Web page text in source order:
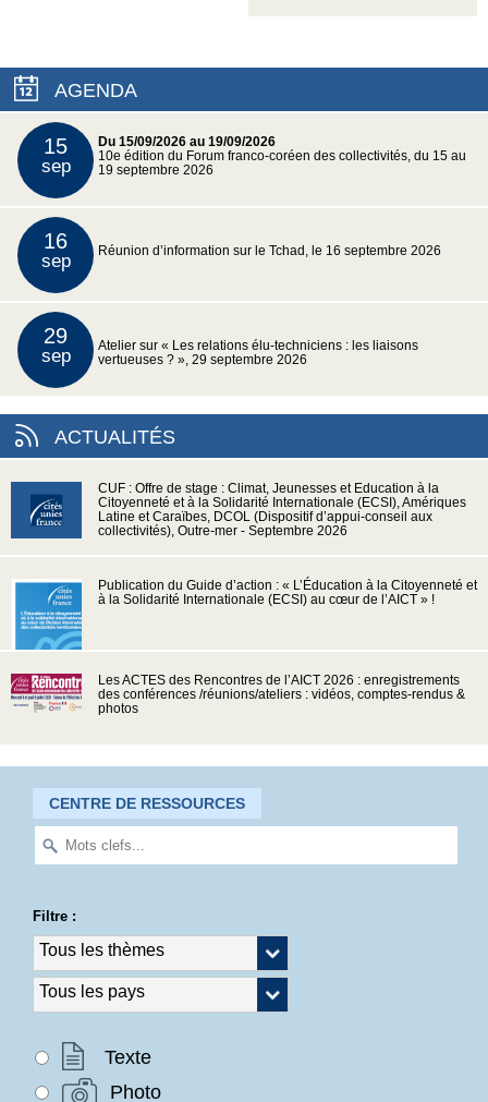
AGENDA
15
sep
Du 15/09/2026 au 19/09/2026
10e édition du Forum franco-coréen des collectivités, du 15 au
19 septembre 2026
16
sep Réunion d’information sur le Tchad, le 16 septembre 2026
29
sep
Atelier sur « Les relations élu-techniciens : les liaisons
vertueuses ? », 29 septembre 2026
ACTUALITÉS
CUF : Offre de stage : Climat, Jeunesses et Education à la
Citoyenneté et à la Solidarité Internationale (ECSI), Amériques
Latine et Caraïbes, DCOL (Dispositif d’appui-conseil aux
collectivités), Outre-mer - Septembre 2026
Publication du Guide d’action : « L’Éducation à la Citoyenneté et
à la Solidarité Internationale (ECSI) au cœur de l’AICT » !
Les ACTES des Rencontres de l’AICT 2026 : enregistrements
des conférences /réunions/ateliers : vidéos, comptes-rendus &
photos
CENTRE DE RESSOURCES
Filtre :
Texte
Photo